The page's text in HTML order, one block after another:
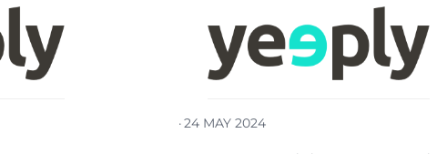
·24 MAY 2024